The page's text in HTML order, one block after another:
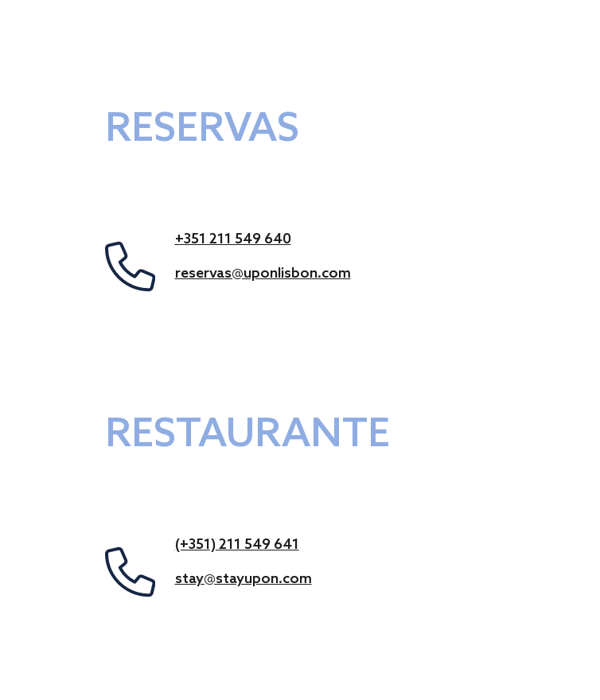
RESERVAS
+351 211 549 640
reservas@uponlisbon.com
RESTAURANTE
(+351) 211 549 641
stay@stayupon.com